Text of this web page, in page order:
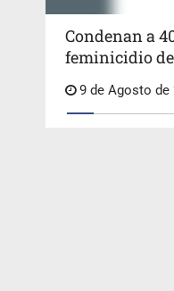
Condenan a
feminicidio
9 de Agosto de